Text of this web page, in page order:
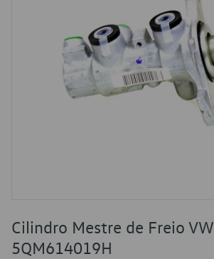
Cilindro Mestre de Freio VW
5QM614019H